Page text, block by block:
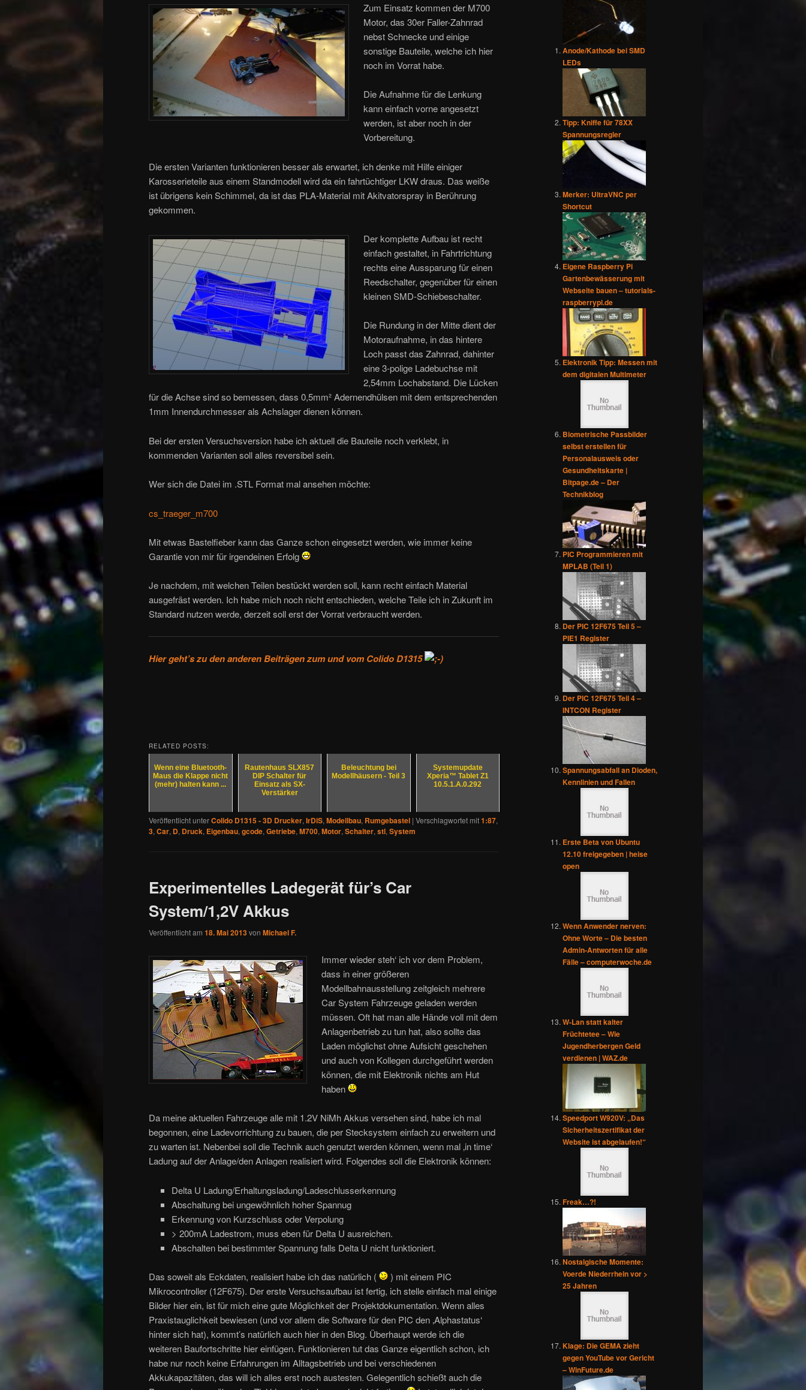
Zum Einsatz kommen der M700
Motor, das 30er Faller-Zahnrad
nebst Schnecke und einige
sonstige Bauteile, welche ich hier
noch im Vorrat habe.
Die Aufnahme für die Lenkung
kann einfach vorne angesetzt
werden, ist aber noch in der
Vorbereitung.
Die ersten Varianten funktionieren besser als erwartet, ich denke mit Hilfe einiger
Karosserieteile aus einem Standmodell wird da ein fahrtüchtiger LKW draus. Das weiße
ist übrigens kein Schimmel, da ist das PLA-Material mit Akitvatorspray in Berührung
gekommen.
Der komplette Aufbau ist recht
einfach gestaltet, in Fahrtrichtung
rechts eine Aussparung für einen
Reedschalter, gegenüber für einen
kleinen SMD-Schiebeschalter.
Die Rundung in der Mitte dient der
Motoraufnahme, in das hintere
Loch passt das Zahnrad, dahinter
eine 3-polige Ladebuchse mit
2,54mm Lochabstand. Die Lücken
für die Achse sind so bemessen, dass 0,5mm² Adernendhülsen mit dem entsprechenden
1mm Innendurchmesser als Achslager dienen können.
Bei der ersten Versuchsversion habe ich aktuell die Bauteile noch verklebt, in
kommenden Varianten soll alles reversibel sein.
Wer sich die Datei im .STL Format mal ansehen möchte:
cs_traeger_m700
Mit etwas Bastelfieber kann das Ganze schon eingesetzt werden, wie immer keine
Garantie von mir für irgendeinen Erfolg
Je nachdem, mit welchen Teilen bestückt werden soll, kann recht einfach Material
ausgefräst werden. Ich habe mich noch nicht entschieden, welche Teile ich in Zukunft im
Standard nutzen werde, derzeit soll erst der Vorrat verbraucht werden.
Hier geht’s zu den anderen Beiträgen zum und vom Colido D1315
RELATED POSTS:
Wenn eine Bluetooth-
Maus die Klappe nicht
(mehr) halten kann ...
Rautenhaus SLX857
DIP Schalter für
Einsatz als SX-
Verstärker
Beleuchtung bei
Modellhäusern - Teil 3
Systemupdate
Xperia™ Tablet Z1
10.5.1.A.0.292
Veröffentlicht unterColido D1315 - 3D Drucker, IrDiS, Modellbau, Rumgebastel | Verschlagwortet mit1:87,
3, Car, D, Druck, Eigenbau, gcode, Getriebe, M700, Motor, Schalter, stl, System
Experimentelles Ladegerät für’s Car
System/1,2V Akkus
Veröffentlicht am 18. Mai 2013von Michael F.
Immer wieder steh‘ ich vor dem Problem,
dass in einer größeren
Modellbahnausstellung zeitgleich mehrere
Car System Fahrzeuge geladen werden
müssen. Oft hat man alle Hände voll mit dem
Anlagenbetrieb zu tun hat, also sollte das
Laden möglichst ohne Aufsicht geschehen
und auch von Kollegen durchgeführt werden
können, die mit Elektronik nichts am Hut
haben
Da meine aktuellen Fahrzeuge alle mit 1.2V NiMh Akkus versehen sind, habe ich mal
begonnen, eine Ladevorrichtung zu bauen, die per Stecksystem einfach zu erweitern und
zu warten ist. Nebenbei soll die Technik auch genutzt werden können, wenn mal ‚in time‘
Ladung auf der Anlage/den Anlagen realisiert wird. Folgendes soll die Elektronik können:
Delta U Ladung/Erhaltungsladung/Ladeschlusserkennung
Abschaltung bei ungewöhnlich hoher Spannug
Erkennung von Kurzschluss oder Verpolung
> 200mA Ladestrom, muss eben für Delta U ausreichen.
Abschalten bei bestimmter Spannung falls Delta U nicht funktioniert.
Das soweit als Eckdaten, realisiert habe ich das natürlich (
) mit einem PIC
Mikrocontroller (12F675). Der erste Versuchsaufbau ist fertig, ich stelle einfach mal einige
Bilder hier ein, ist für mich eine gute Möglichkeit der Projektdokumentation. Wenn alles
Praxistauglichkeit bewiesen (und vor allem die Software für den PIC den ‚Alphastatus‘
hinter sich hat), kommt’s natürlich auch hier in den Blog. Überhaupt werde ich die
weiteren Baufortschritte hier einfügen. Funktionieren tut das Ganze eigentlich schon, ich
habe nur noch keine Erfahrungen im Alltagsbetrieb und bei verschiedenen
Akkukapazitäten, das will ich alles erst noch austesten. Gelegentlich schießt auch die
Anode/Kathode bei SMD
LEDs
Tipp: Kniffe für 78XX
Spannungsregler
Merker: UltraVNC per
Shortcut
Eigene Raspberry Pi
Gartenbewässerung mit
Webseite bauen – tutorials-
raspberrypi.de
Elektronik Tipp: Messen mit
dem digitalen Multimeter
Biometrische Passbilder
selbst erstellen für
Personalausweis oder
Gesundheitskarte |
Bitpage.de – Der
Technikblog
PIC Programmieren mit
MPLAB (Teil 1)
Der PIC 12F675 Teil 5 –
PIE1 Register
Der PIC 12F675 Teil 4 –
INTCON Register
Spannungsabfall an Dioden,
Kennlinien und Fallen
Erste Beta von Ubuntu
12.10 freigegeben | heise
open
Wenn Anwender nerven:
Ohne Worte – Die besten
Admin-Antworten für alle
Fälle – computerwoche.de
W-Lan statt kalter
Früchtetee – Wie
Jugendherbergen Geld
verdienen | WAZ.de
Speedport W920V: „Das
Sicherheitszertifikat der
Website ist abgelaufen!“
Freak…?!
Nostalgische Momente:
Voerde Niederrhein vor >
25 Jahren
Klage: Die GEMA zieht
gegen YouTube vor Gericht
– WinFuture.de